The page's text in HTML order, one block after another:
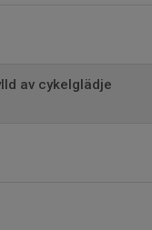
av cykelglädje